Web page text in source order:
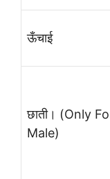
ऊँचाई
छाती। (Only
Male)